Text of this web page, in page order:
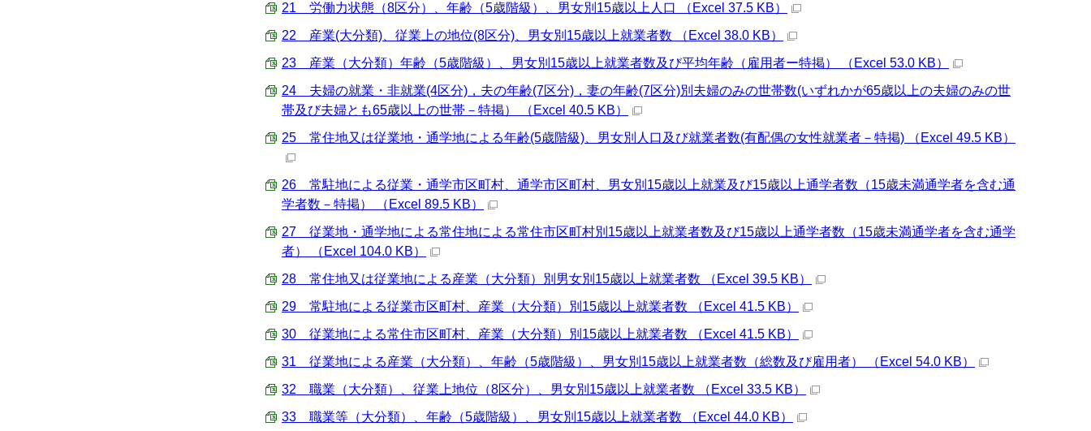
21 労働力状態（8区分）、年齢（5歳階級）、男女別15歳以上人口 （Excel 37.5 KB）
22 産業(大分類)、従業上の地位(8区分)、男女別15歳以上就業者数 （Excel 38.0 KB）
23 産業（大分類）年齢（5歳階級）、男女別15歳以上就業者数及び平均年齢（雇用者ー特掲） （Excel 53.0 KB）
24 夫婦の就業・非就業(4区分)，夫の年齢(7区分)，妻の年齢(7区分)別夫婦のみの世帯数(いずれかが65歳以上の夫婦のみの世
帯及び夫婦とも65歳以上の世帯－特掲） （Excel 40.5 KB）
25 常住地又は従業地・通学地による年齢(5歳階級)、男女別人口及び就業者数(有配偶の女性就業者－特掲) （Excel 49.5 KB）
26 常駐地による従業・通学市区町村、通学市区町村、男女別15歳以上就業及び15歳以上通学者数（15歳未満通学者を含む通
学者数－特掲） （Excel 89.5 KB）
27 従業地・通学地による常住地による常住市区町村別15歳以上就業者数及び15歳以上通学者数（15歳未満通学者を含む通学
者） （Excel 104.0 KB）
28 常住地又は従業地による産業（大分類）別男女別15歳以上就業者数 （Excel 39.5 KB）
29 常駐地による従業市区町村、産業（大分類）別15歳以上就業者数 （Excel 41.5 KB）
30 従業地による常住市区町村、産業（大分類）別15歳以上就業者数 （Excel 41.5 KB）
31 従業地による産業（大分類）、年齢（5歳階級）、男女別15歳以上就業者数（総数及び雇用者） （Excel 54.0 KB）
32 職業（大分類）、従業上地位（8区分）、男女別15歳以上就業者数 （Excel 33.5 KB）
33 職業等（大分類）、年齢（5歳階級）、男女別15歳以上就業者数 （Excel 44.0 KB）